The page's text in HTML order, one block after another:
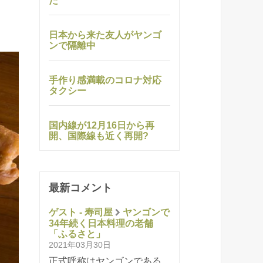
日本から来た友人がヤンゴ
ンで隔離中
手作り感満載のコロナ対応
タクシー
国内線が12月16日から再
開、国際線も近く再開?
最新コメント
ゲスト - 寿司屋
ヤンゴンで
34年続く日本料理の老舗
「ふるさと」
2021年03月30日
正式呼称はヤンゴンである